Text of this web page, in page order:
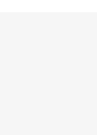
横浜市戸